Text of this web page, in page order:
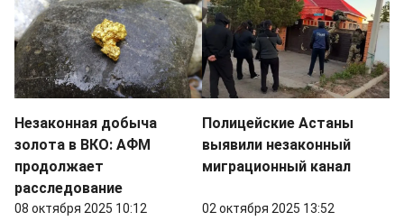
Незаконная добыча
золота в ВКО: АФМ
продолжает
расследование
08 октября 2025 10:12
Полицейские Астаны
выявили незаконный
миграционный канал
02 октября 2025 13:52